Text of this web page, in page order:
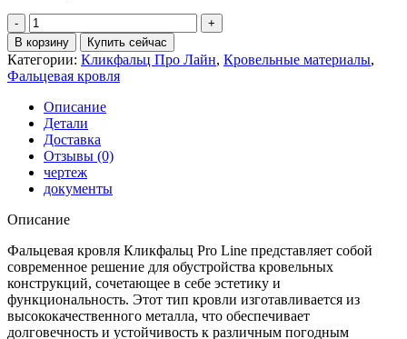
Количество
товара
Кликфальц
Pro
Line
0,5
Satin
RAL
3009
оксидно-
красный
В корзину Купить сейчас
Категории: Кликфальц Про Лайн, Кровельные материалы,
Фальцевая кровля
Описание
Детали
Доставка
Отзывы (0)
чертеж
документы
Описание
Фальцевая кровля Кликфальц Pro Line представляет собой
современное решение для обустройства кровельных
конструкций, сочетающее в себе эстетику и
функциональность. Этот тип кровли изготавливается из
высококачественного металла, что обеспечивает
долговечность и устойчивость к различным погодным